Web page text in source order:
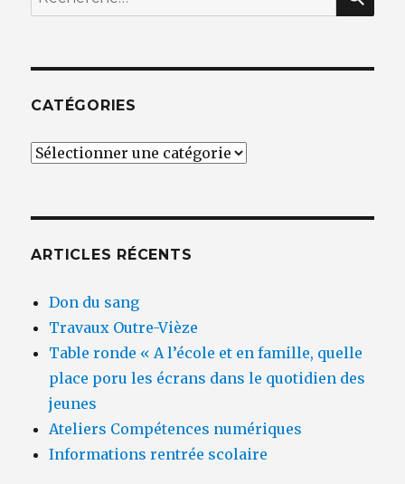
pour
CATÉGORIES
Catégories
ARTICLES RÉCENTS
Don du sang
Travaux Outre-Vièze
Table ronde « A l’école et en famille, quelle
place poru les écrans dans le quotidien des
jeunes
Ateliers Compétences numériques
Informations rentrée scolaire